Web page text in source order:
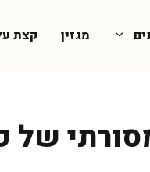
מגזין קצת
של